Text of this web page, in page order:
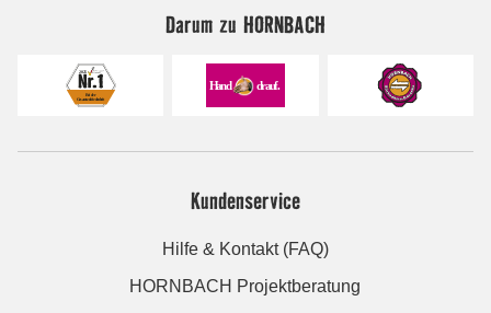
Darum zu HORNBACH
Kundenservice
Hilfe & Kontakt (FAQ)
HORNBACH Projektberatung